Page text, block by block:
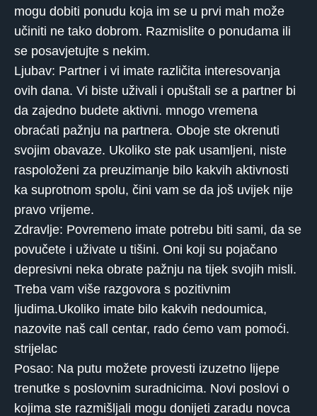
mogu dobiti ponudu koja im se u prvi mah može
učiniti ne tako dobrom. Razmislite o ponudama ili
se posavjetujte s nekim.
Ljubav: Partner i vi imate različita interesovanja
ovih dana. Vi biste uživali i opuštali se a partner bi
da zajedno budete aktivni. mnogo vremena
obraćati pažnju na partnera. Oboje ste okrenuti
svojim obavaze. Ukoliko ste pak usamljeni, niste
raspoloženi za preuzimanje bilo kakvih aktivnosti
ka suprotnom spolu, čini vam se da još uvijek nije
pravo vrijeme.
Zdravlje: Povremeno imate potrebu biti sami, da se
povučete i uživate u tišini. Oni koji su pojačano
depresivni neka obrate pažnju na tijek svojih misli.
Treba vam više razgovora s pozitivnim
ljudima.Ukoliko imate bilo kakvih nedoumica,
nazovite naš call centar, rado ćemo vam pomoći.
strijelac
Posao: Na putu možete provesti izuzetno lijepe
trenutke s poslovnim suradnicima. Novi poslovi o
kojima ste razmišljali mogu donijeti zaradu novca